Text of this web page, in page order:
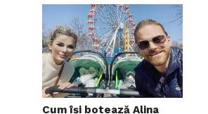
Cum își botează Alina